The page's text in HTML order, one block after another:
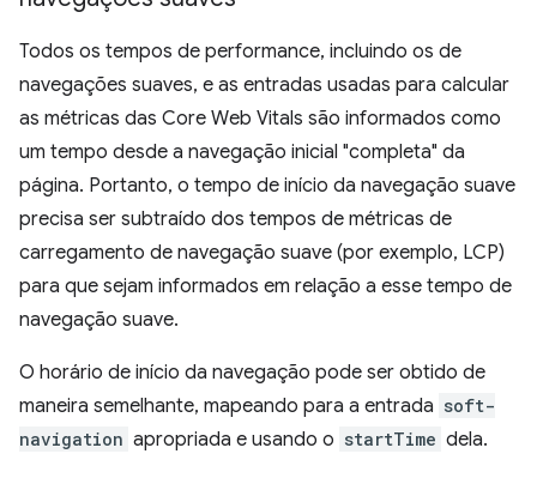
Todos os tempos de performance, incluindo os de
navegações suaves, e as entradas usadas para calcular
as métricas das Core Web Vitals são informados como
um tempo desde a navegação inicial "completa" da
página. Portanto, o tempo de início da navegação suave
precisa ser subtraído dos tempos de métricas de
carregamento de navegação suave (por exemplo, LCP)
para que sejam informados em relação a esse tempo de
navegação suave.
O horário de início da navegação pode ser obtido de
maneira semelhante, mapeando para a entrada soft-
navigation apropriada e usando o startTime dela.